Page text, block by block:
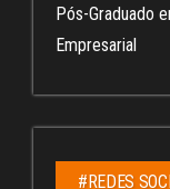
Pós-Graduado
Empresarial
#REDES